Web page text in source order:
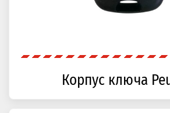
Корпус ключа